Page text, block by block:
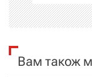
і
Вам також